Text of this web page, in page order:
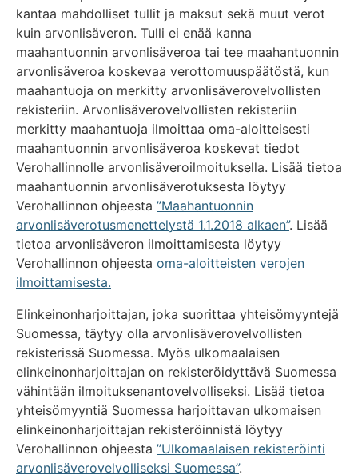
kantaa mahdolliset tullit ja maksut sekä muut verot
kuin arvonlisäveron. Tulli ei enää kanna
maahantuonnin arvonlisäveroa tai tee maahantuonnin
arvonlisäveroa koskevaa verottomuuspäätöstä, kun
maahantuoja on merkitty arvonlisäverovelvollisten
rekisteriin. Arvonlisäverovelvollisten rekisteriin
merkitty maahantuoja ilmoittaa oma-aloitteisesti
maahantuonnin arvonlisäveroa koskevat tiedot
Verohallinnolle arvonlisäveroilmoituksella. Lisää tietoa
maahantuonnin arvonlisäverotuksesta löytyy
Verohallinnon ohjeesta ”Maahantuonnin
arvonlisäverotusmenettelystä 1.1.2018 alkaen”. Lisää
tietoa arvonlisäveron ilmoittamisesta löytyy
Verohallinnon ohjeesta oma-aloitteisten verojen
ilmoittamisesta.
Elinkeinonharjoittajan, joka suorittaa yhteisömyyntejä
Suomessa, täytyy olla arvonlisäverovelvollisten
rekisterissä Suomessa. Myös ulkomaalaisen
elinkeinonharjoittajan on rekisteröidyttävä Suomessa
vähintään ilmoituksenantovelvolliseksi. Lisää tietoa
yhteisömyyntiä Suomessa harjoittavan ulkomaisen
elinkeinonharjoittajan rekisteröinnistä löytyy
Verohallinnon ohjeesta ”Ulkomaalaisen rekisteröinti
arvonlisäverovelvolliseksi Suomessa”.